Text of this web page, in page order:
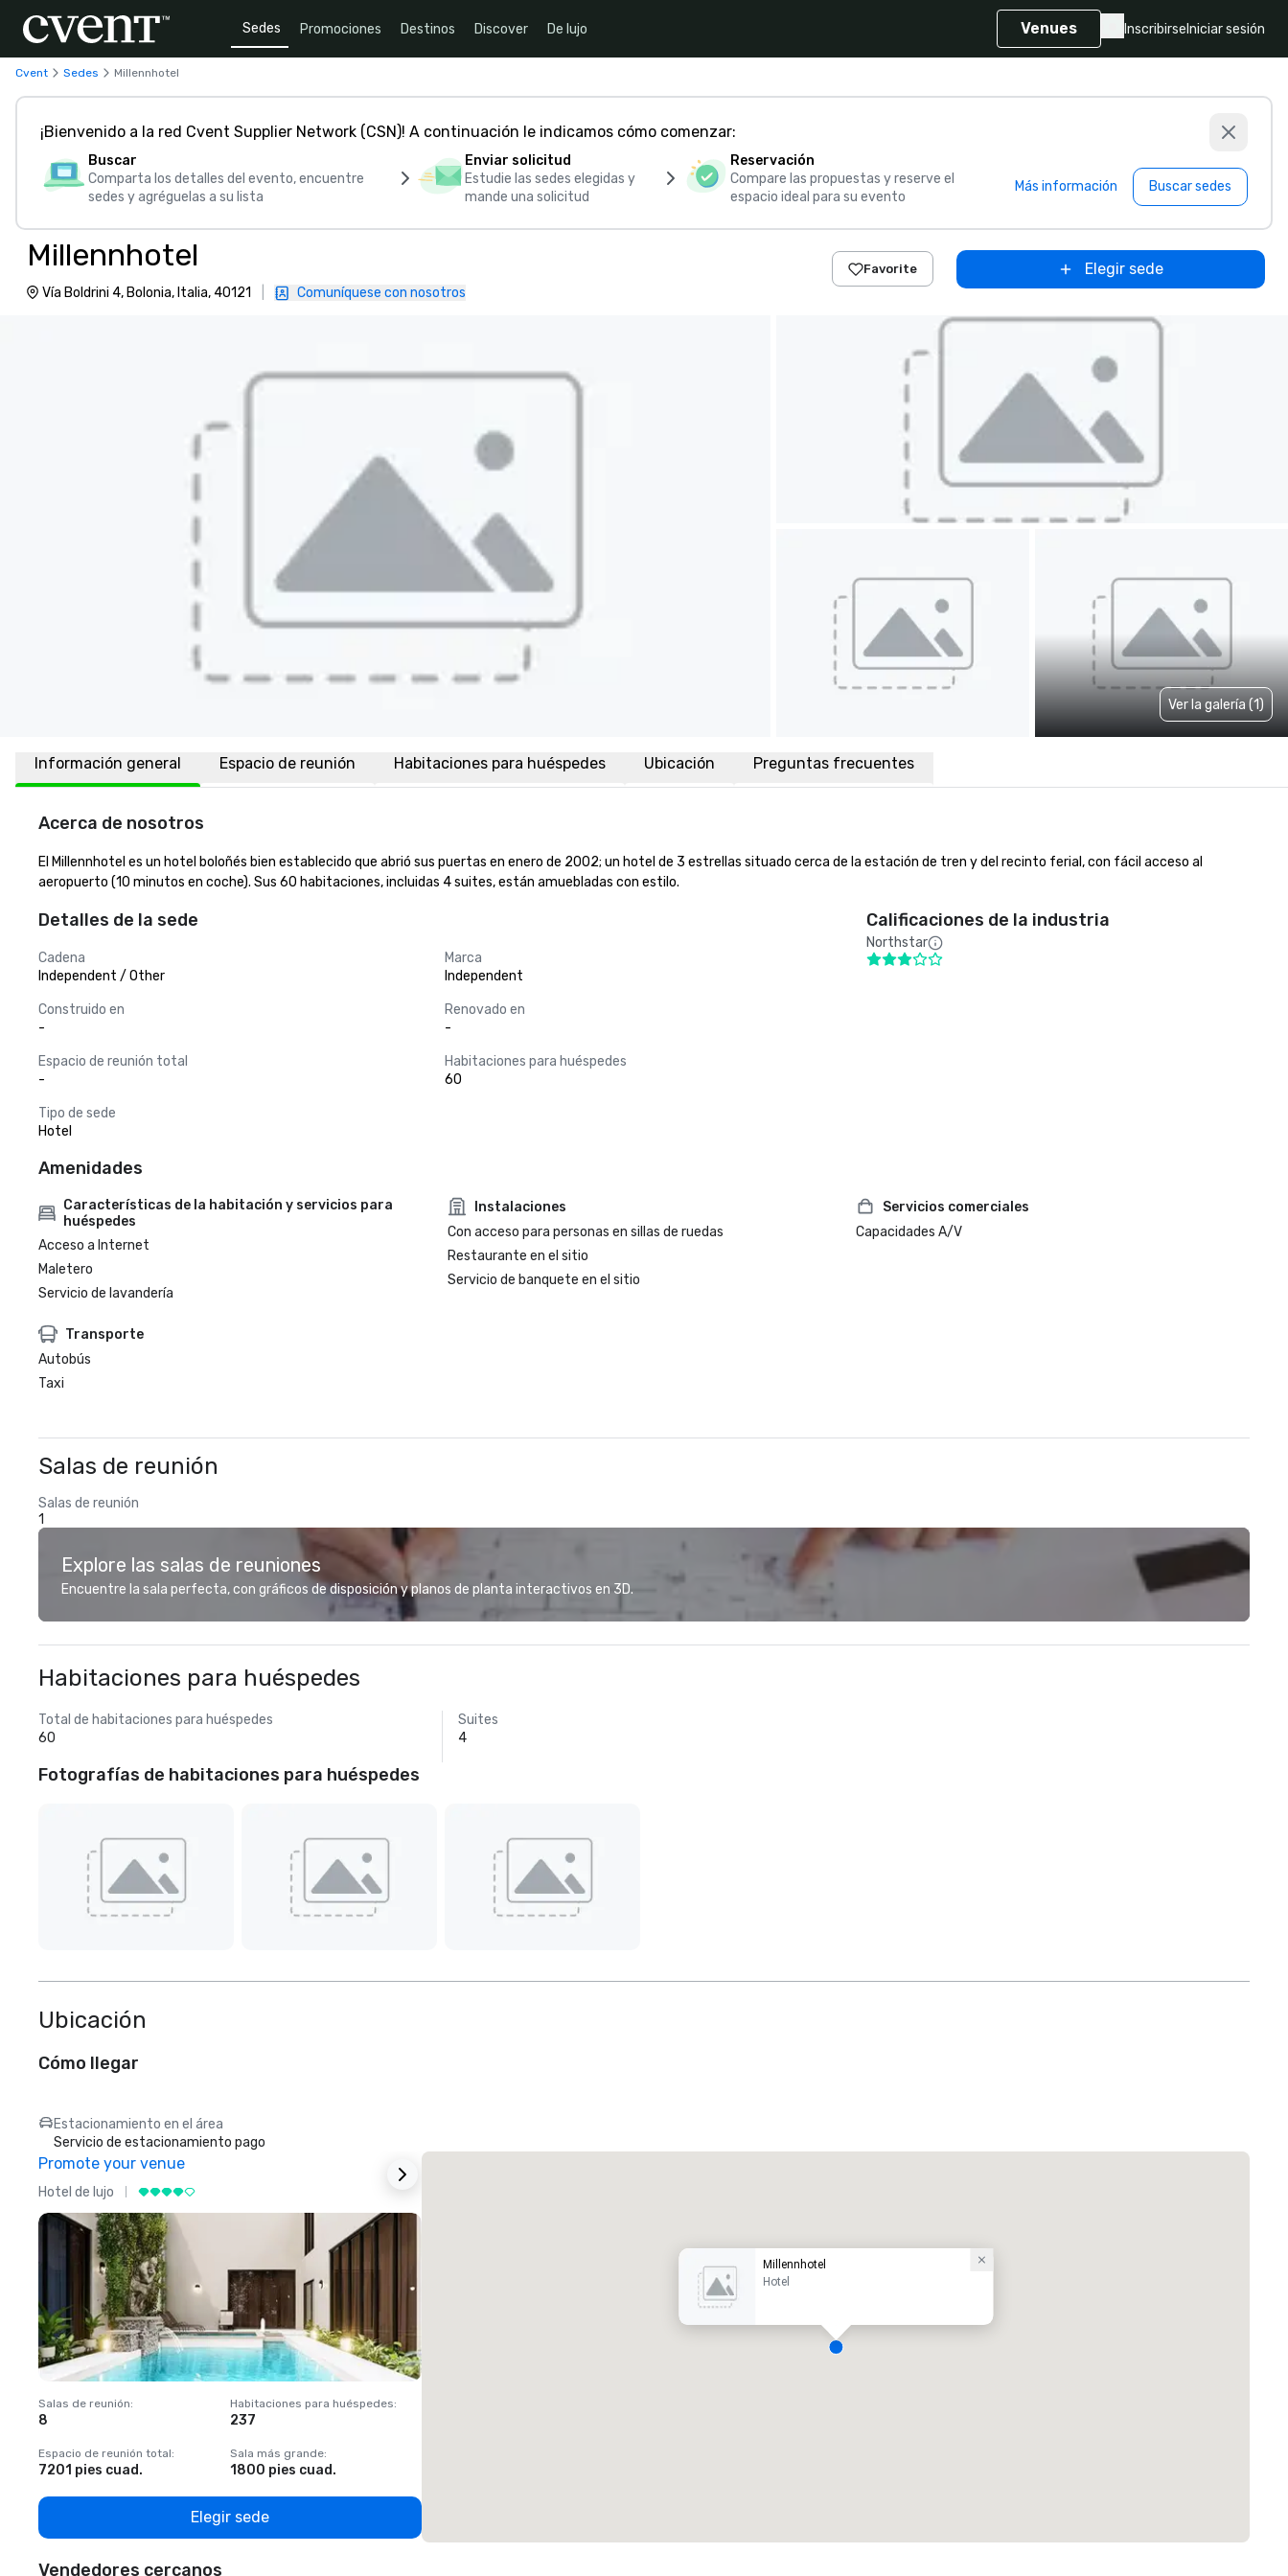
Sedes Promociones Destinos Discover De lujo Venues Inscribirse Iniciar sesión
Cvent Sedes Millennhotel
¡Bienvenido a la red Cvent Supplier Network (CSN)! A continuación le indicamos cómo comenzar:
Buscar
Comparta los detalles del evento, encuentre
sedes y agréguelas a su lista
Enviar solicitud
Estudie las sedes elegidas y
mande una solicitud
Reservación
Compare las propuestas y reserve el
espacio ideal para su evento
Más información Buscar sedes
Millennhotel
Vía Boldrini 4, Bolonia, Italia, 40121 Comuníquese con nosotros
Favorite Elegir sede
Ver la galería (1)
Información general Espacio de reunión Habitaciones para huéspedes Ubicación Preguntas frecuentes
Acerca de nosotros
El Millennhotel es un hotel boloñés bien establecido que abrió sus puertas en enero de 2002; un hotel de 3 estrellas situado cerca de la estación de tren y del recinto ferial, con fácil acceso al
aeropuerto (10 minutos en coche). Sus 60 habitaciones, incluidas 4 suites, están amuebladas con estilo.
Detalles de la sede
Cadena
Independent / Other
Marca
Independent
Construido en
-
Renovado en
-
Espacio de reunión total
-
Habitaciones para huéspedes
60
Tipo de sede
Hotel
Calificaciones de la industria
Northstar
Amenidades
Características de la habitación y servicios para
huéspedes
Acceso a Internet
Maletero
Servicio de lavandería
Instalaciones
Con acceso para personas en sillas de ruedas
Restaurante en el sitio
Servicio de banquete en el sitio
Servicios comerciales
Capacidades A/V
Transporte
Autobús
Taxi
Salas de reunión
Salas de reunión
1
Explore las salas de reuniones
Encuentre la sala perfecta, con gráficos de disposición y planos de planta interactivos en 3D.
Habitaciones para huéspedes
Total de habitaciones para huéspedes
60
Suites
4
Fotografías de habitaciones para huéspedes
Ubicación
Cómo llegar
Estacionamiento en el área
Servicio de estacionamiento pago
Promote your venue
Hotel de lujo
Salas de reunión:
8
Habitaciones para huéspedes:
237
Espacio de reunión total:
7201 pies cuad.
Sala más grande:
1800 pies cuad.
Elegir sede
Millennhotel
Hotel
Vendedores cercanos